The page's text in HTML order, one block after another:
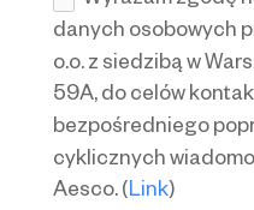
danych osobowych
o.o. z siedzibą w
59A, do celów
bezpośredniego
cyklicznych
Aesco. (Link)